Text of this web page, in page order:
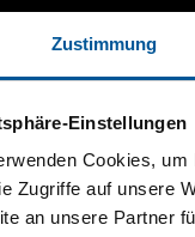
Zustimmung
Einstellungen
Cookies,
Zugriffe auf unsere
an unsere Partner